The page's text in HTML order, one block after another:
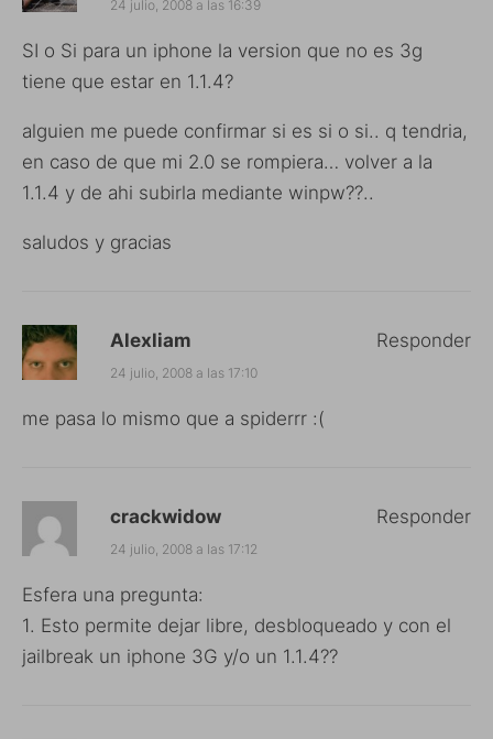
24 julio, 2008 a las 16:39
SI o Si para un iphone la version que no es 3g
tiene que estar en 1.1.4?
alguien me puede confirmar si es si o si.. q tendria,
en caso de que mi 2.0 se rompiera… volver a la
1.1.4 y de ahi subirla mediante winpw??..
saludos y gracias
Alexliam
24 julio, 2008 a las 17:10
me pasa lo mismo que a spiderrr :(
Responder
crackwidow
24 julio, 2008 a las 17:12
Esfera una pregunta:
1. Esto permite dejar libre, desbloqueado y con el
jailbreak un iphone 3G y/o un 1.1.4??
Responder